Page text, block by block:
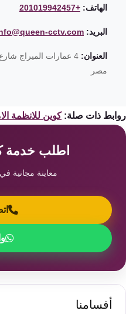
الهاتف: +201019942457
البريد: info@queen-cctv.com
العنوان:
4 عمارات الميراج شارع
مصر
ذات صلة: كوين للانظمة
اطلب خدمة
معاينة مجانية
أقسامنا